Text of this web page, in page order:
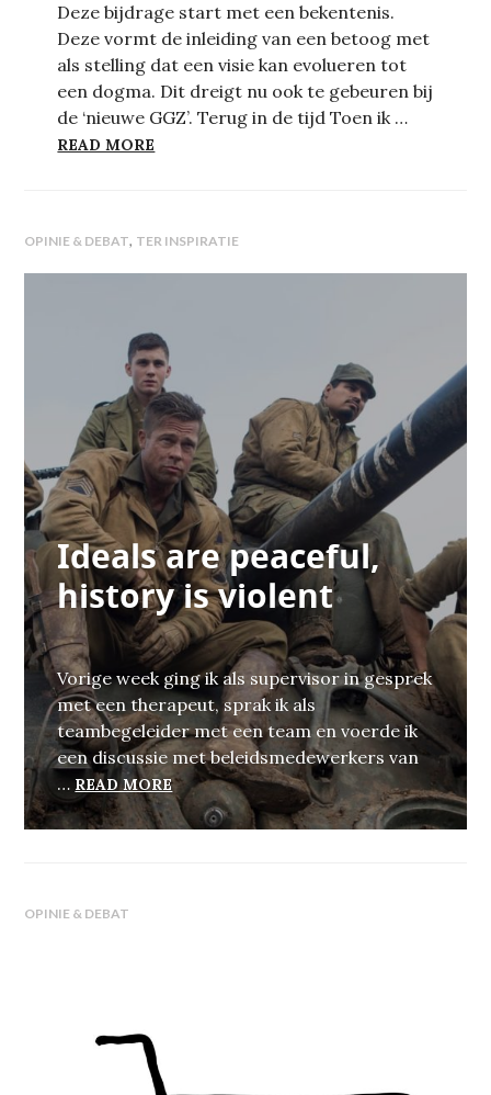
Deze bijdrage start met een bekentenis.
Deze vormt de inleiding van een betoog met
als stelling dat een visie kan evolueren tot
een dogma. Dit dreigt nu ook te gebeuren bij
de ‘nieuwe GGZ’. Terug in de tijd Toen ik …
READ MORE
OPINIE & DEBAT, TER INSPIRATIE
Ideals are peaceful,
history is violent
Vorige week ging ik als supervisor in gesprek
met een therapeut, sprak ik als
teambegeleider met een team en voerde ik
een discussie met beleidsmedewerkers van
… READ MOREIDEALS ARE PEACEFUL, HISTORY IS
OPINIE & DEBAT